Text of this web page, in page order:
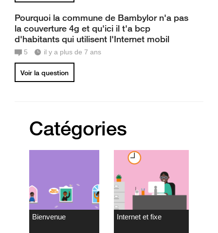
Pourquoi la commune de Bambylor n'a pas
la couverture 4g et qu'ici il t'a bcp
d'habitants qui utilisent l'Internet mobil
5 il y a plus de 7 ans
Voir la question
Catégories
Bienvenue Internet et fixe